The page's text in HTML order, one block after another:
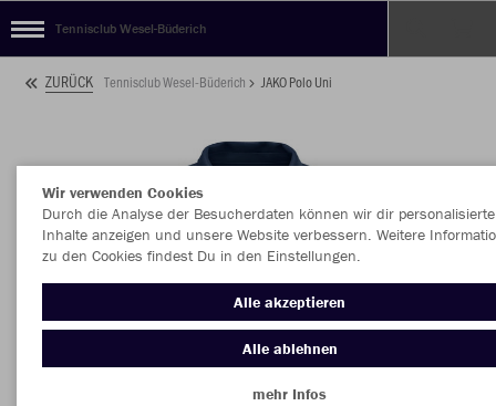
Tennisclub Wesel-Büderich
ZURÜCK Tennisclub Wesel-Büderich JAKO Polo Uni
Wir verwenden Cookies
Durch die Analyse der Besucherdaten können wir dir personalisierte
Inhalte anzeigen und unsere Website verbessern. Weitere
zu den Cookies findest Du in den Einstellungen.
Alle akzeptieren
Alle ablehnen
mehr Infos